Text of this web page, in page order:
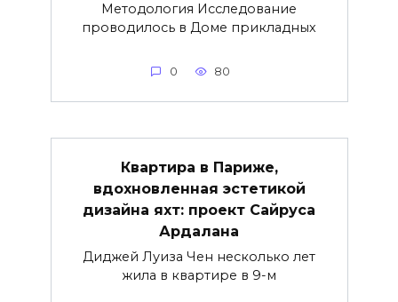
Методология Исследование
проводилось в Доме прикладных
0 80
Квартира в Париже,
вдохновленная эстетикой
дизайна яхт: проект Сайруса
Ардалана
Диджей Луиза Чен несколько лет
жила в квартире в 9-м